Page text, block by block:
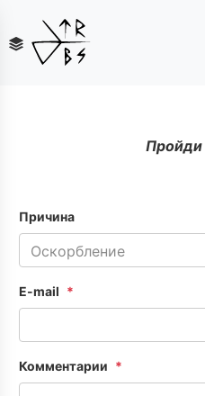
Пройди
Причина
Оскорбление
E-mail
Комментарии